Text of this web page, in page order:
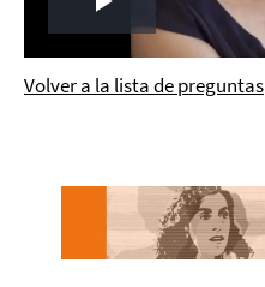
Play
Video
Volver a la lista de preguntas